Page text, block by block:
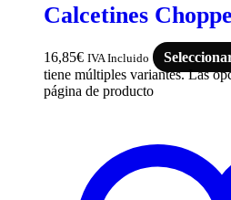
Calcetines
16,85€ IVA Incluido
tiene múltiples variantes. Las
página de producto